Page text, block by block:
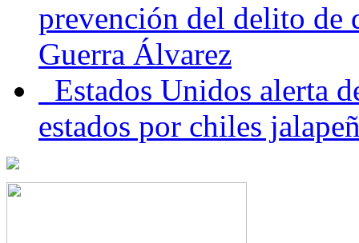
prevención del delito de
Guerra Álvarez
Estados Unidos alerta
estados por chiles